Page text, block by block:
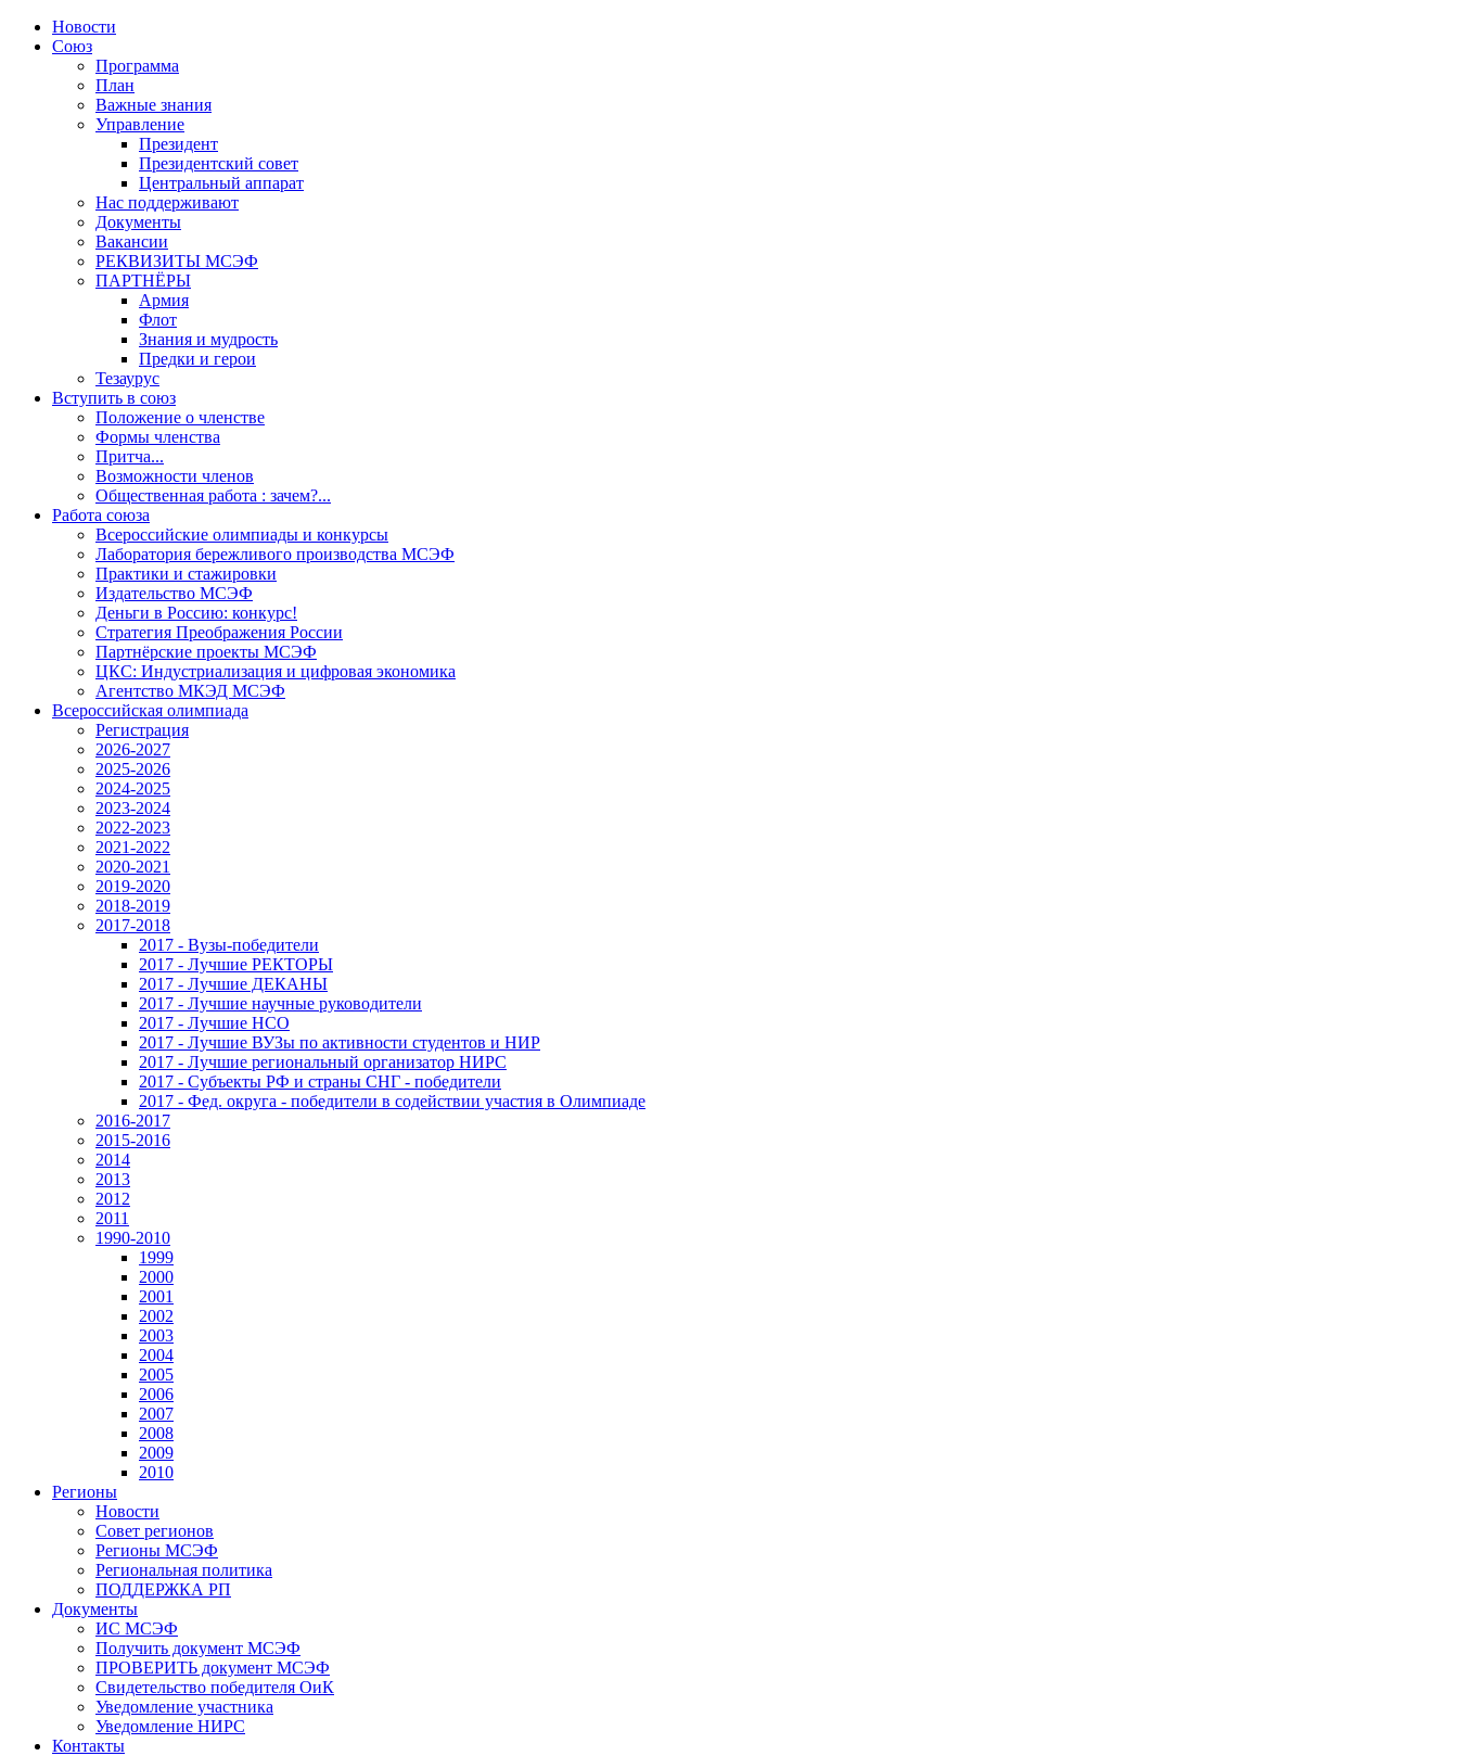
Новости
Союз
Программа
План
Важные знания
Управление
Президент
Президентский совет
Центральный аппарат
Нас поддерживают
Документы
Вакансии
РЕКВИЗИТЫ МСЭФ
ПАРТНЁРЫ
Армия
Флот
Знания и мудрость
Предки и герои
Тезаурус
Вступить в союз
Положение о членстве
Формы членства
Притча...
Возможности членов
Общественная работа : зачем?...
Работа союза
Всероссийские олимпиады и конкурсы
Лаборатория бережливого производства МСЭФ
Практики и стажировки
Издательство МСЭФ
Деньги в Россию: конкурс!
Стратегия Преображения России
Партнёрские проекты МСЭФ
ЦКС: Индустриализация и цифровая экономика
Агентство МКЭД МСЭФ
Всероссийская олимпиада
Регистрация
2026-2027
2025-2026
2024-2025
2023-2024
2022-2023
2021-2022
2020-2021
2019-2020
2018-2019
2017-2018
2017 - Вузы-победители
2017 - Лучшие РЕКТОРЫ
2017 - Лучшие ДЕКАНЫ
2017 - Лучшие научные руководители
2017 - Лучшие НСО
2017 - Лучшие ВУЗы по активности студентов и НИР
2017 - Лучшие региональный организатор НИРС
2017 - Субъекты РФ и страны СНГ - победители
2017 - Фед. округа - победители в содействии участия в Олимпиаде
2016-2017
2015-2016
2014
2013
2012
2011
1990-2010
1999
2000
2001
2002
2003
2004
2005
2006
2007
2008
2009
2010
Регионы
Новости
Совет регионов
Регионы МСЭФ
Региональная политика
ПОДДЕРЖКА РП
Документы
ИС МСЭФ
Получить документ МСЭФ
ПРОВЕРИТЬ документ МСЭФ
Свидетельство победителя ОиК
Уведомление участника
Уведомление НИРС
Контакты